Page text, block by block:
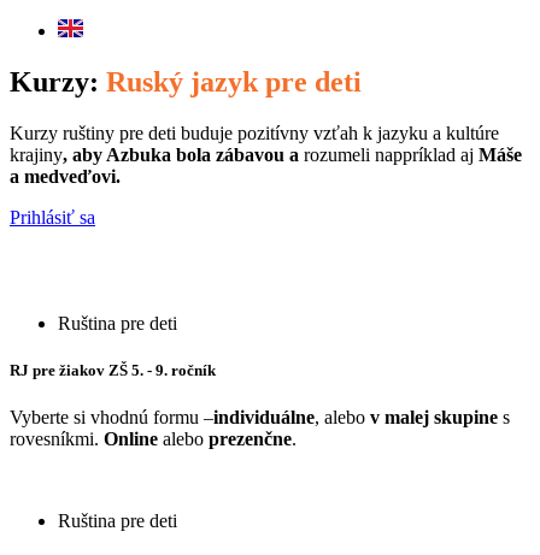
Kurzy: Ruský jazyk pre deti
Kurzy ruštiny pre deti buduje pozitívny vzťah k jazyku a kultúre
krajiny, aby Azbuka bola zábavou a rozumeli nappríklad aj Máše
a medveďovi.
Prihlásiť sa
Ruština pre deti
RJ pre žiakov ZŠ 5. - 9. ročník
Vyberte si vhodnú formu –individuálne, alebo v malej skupine s
rovesníkmi. Online alebo prezenčne.
Ruština pre deti